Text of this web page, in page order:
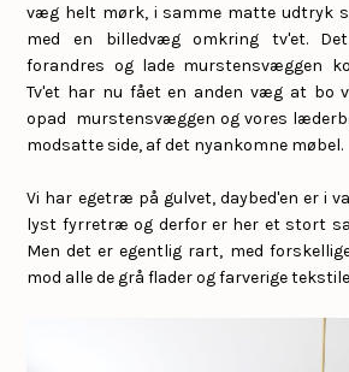
væg helt mørk, i samme matte udtryk
med en billedvæg omkring tv'et.
forandres og lade murstensvæggen
Tv'et har nu fået en anden væg at bo
opad murstensvæggen og vores
modsatte side, af det nyankomne møbel.
Vi har egetræ på gulvet, daybed'en er i
lyst fyrretræ og derfor er her et stort
Men det er egentlig rart, med
mod alle de grå flader og farverige